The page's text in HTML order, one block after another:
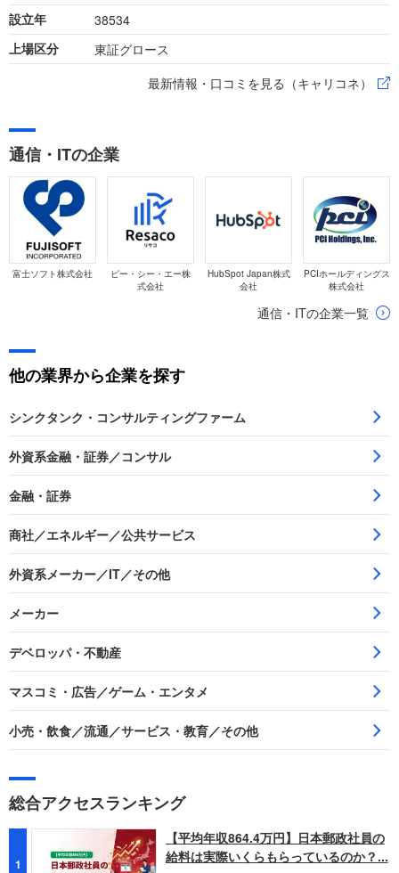
設立年 38534
上場区分
東証グロース
最新情報・口コミを見る（キャリコネ）
通信・ITの企業
富士ソフト株式会社
ピー・シー・エー株
式会社
HubSpot Japan株式
会社
PCIホールディングス
株式会社
通信・ITの企業一覧
他の業界から企業を探す
シンクタンク・コンサルティングファーム
外資系金融・証券／コンサル
金融・証券
商社／エネルギー／公共サービス
外資系メーカー／IT／その他
メーカー
デベロッパ・不動産
マスコミ・広告／ゲーム・エンタメ
小売・飲食／流通／サービス・教育／その他
総合アクセスランキング
1
【平均年収864.4万円】日本郵政社員の
給料は実際いくらもらっているのか？...